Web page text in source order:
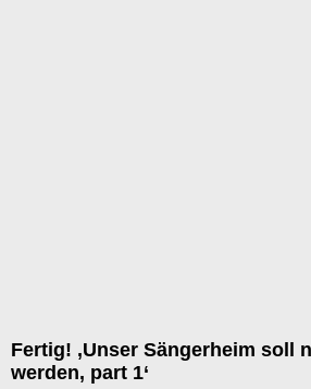
Fertig! ‚Unser Sängerheim soll
werden, part 1‘